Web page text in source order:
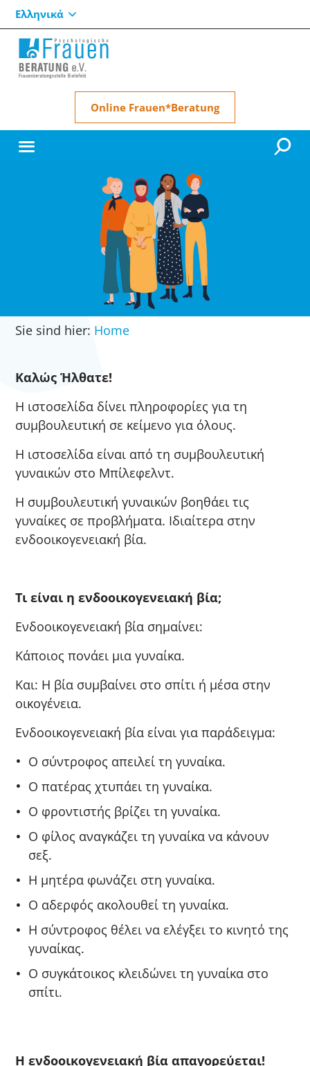
Ελληνικά
Online Frauen*Beratung
Sie sind hier: Home
Καλώς Ήλθατε!
Η ιστοσελίδα δίνει πληροφορίες για τη
συμβουλευτική σε κείμενο για όλους.
Η ιστοσελίδα είναι από τη συμβουλευτική
γυναικών στο Μπίλεφελντ.
Η συμβουλευτική γυναικών βοηθάει τις
γυναίκες σε προβλήματα. Ιδιαίτερα στην
ενδοοικογενειακή βία.
Τι είναι η ενδοοικογενειακή βία;
Ενδοοικογενειακή βία σημαίνει:
Κάποιος πονάει μια γυναίκα.
Και: Η βία συμβαίνει στο σπίτι ή μέσα στην
οικογένεια.
Ενδοοικογενειακή βία είναι για παράδειγμα:
Ο σύντροφος απειλεί τη γυναίκα.
Ο πατέρας χτυπάει τη γυναίκα.
Ο φροντιστής βρίζει τη γυναίκα.
Ο φίλος αναγκάζει τη γυναίκα να κάνουν
σεξ.
Η μητέρα φωνάζει στη γυναίκα.
Ο αδερφός ακολουθεί τη γυναίκα.
Η σύντροφος θέλει να ελέγξει το κινητό της
γυναίκας.
Ο συγκάτοικος κλειδώνει τη γυναίκα στο
σπίτι.
Η ενδοοικογενειακή βία απαγορεύεται!